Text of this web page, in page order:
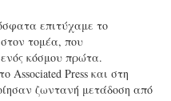
επιτύχαμε το
τομέα, που
ενός κόσμου πρώτα.
Associated Press και στη
ζωντανή μετάδοση από